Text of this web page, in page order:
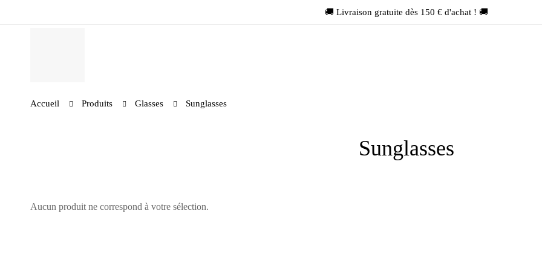
🚚 Livraison gratuite dès 150 € d'achat ! 🚚
Accueil Produits Glasses Sunglasses
Sunglasses
Aucun produit ne correspond à votre sélection.